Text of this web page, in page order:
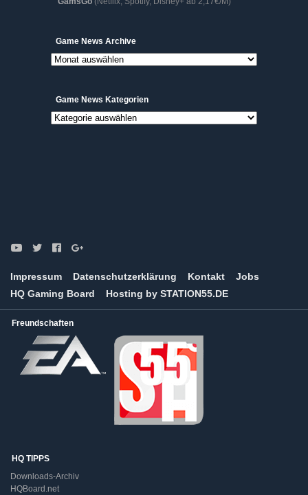
Game News ArchiveGame
News
Archive
Game News Kategorien
Game
Impressum Datenschutzerklärung Kontakt
Jobs
HQ Gaming Board
Hosting by STATION55.DE
Freundschaften
HQ TIPPS
Downloads-Archiv
HQBoard.net